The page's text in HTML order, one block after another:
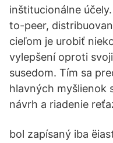
inštitucionálne
to-peer,
cieľom je urobiť
vylepšení oproti
susedom. Tím sa
hlavných myšlienok
návrh a riadenie
bol zapísaný iba